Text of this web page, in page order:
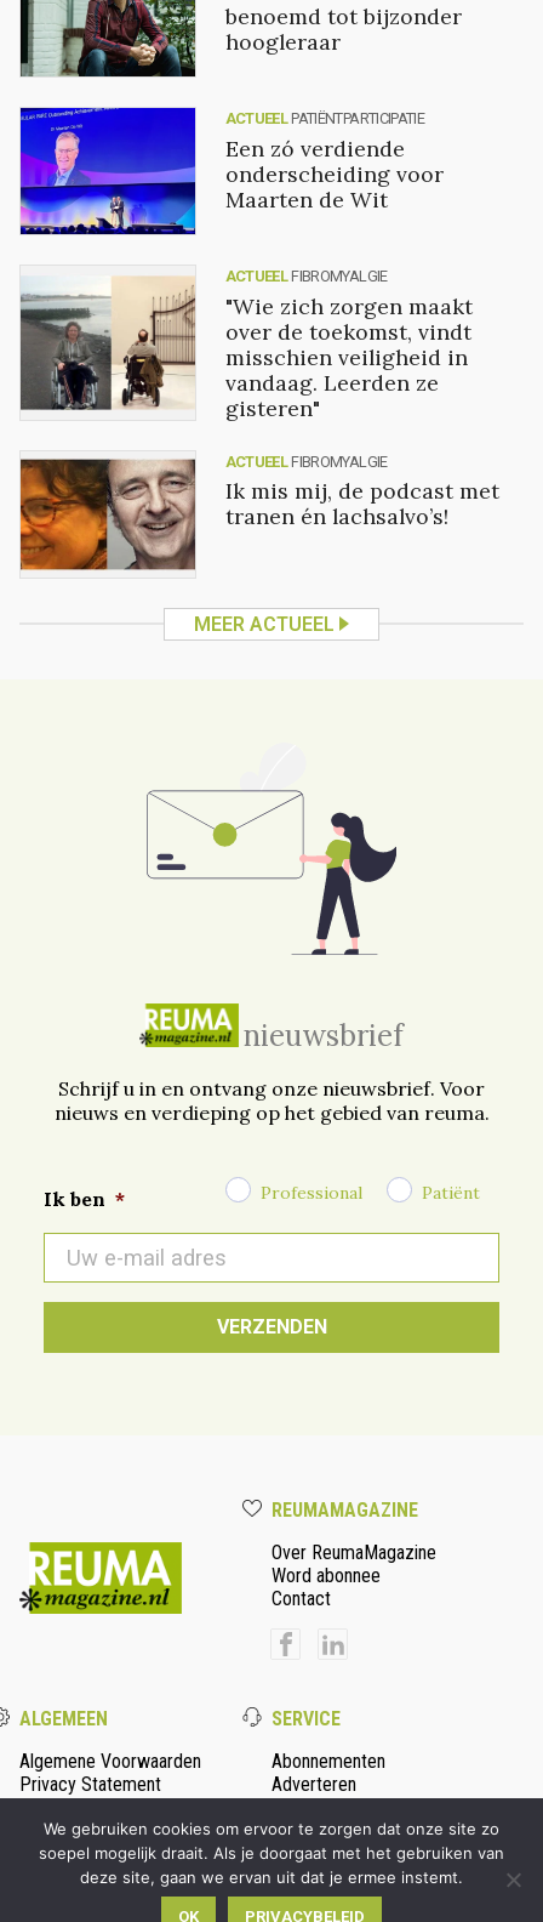
benoemd tot bijzonder
hoogleraar
ACTUEEL PATIËNTPARTICIPATIE
Een zó verdiende
onderscheiding voor
Maarten de Wit
ACTUEEL FIBROMYALGIE
"Wie zich zorgen maakt
over de toekomst, vindt
misschien veiligheid in
vandaag. Leerden ze
gisteren"
ACTUEEL FIBROMYALGIE
Ik mis mij, de podcast met
tranen én lachsalvo’s!
MEER ACTUEEL
nieuwsbrief
Schrijf u in en ontvang onze nieuwsbrief. Voor
nieuws en verdieping op het gebied van reuma.
Ik ben * Professional Patiënt
mail
*
REUMAMAGAZINE
Over ReumaMagazine
Word abonnee
Contact
ALGEMEEN
Algemene Voorwaarden
Privacy Statement
SERVICE
Abonnementen
Adverteren
© 2026 Persmanager - alle rechten voorbehouden | Ontwikkeld
We gebruiken cookies om ervoor te zorgen dat onze site zo
soepel mogelijk draait. Als je doorgaat met het gebruiken van
deze site, gaan we ervan uit dat je ermee instemt.
OK PRIVACYBELEID